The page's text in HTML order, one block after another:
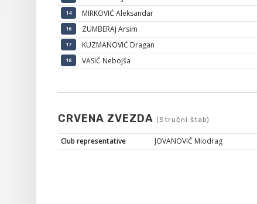
14 MIRKOVIĆ Aleksandar
16 ZUMBERAJ Arsim
17 KUZMANOVIĆ Dragan
18 VASIĆ Nebojša
CRVENA ZVEZDA (Stručni štab)
Club representative JOVANOVIĆ Miodrag